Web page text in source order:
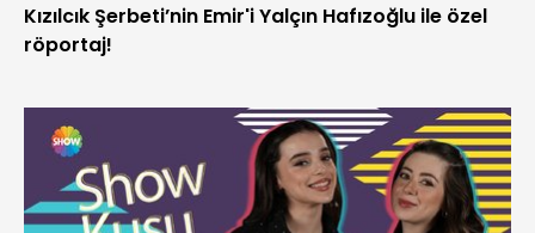
Kızılcık Şerbeti’nin Emir'i Yalçın Hafızoğlu ile özel
röportaj!